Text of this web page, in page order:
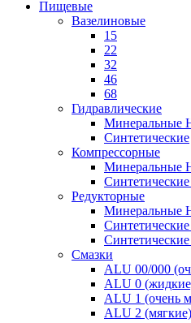
Пищевые
Вазелиновые
15
22
32
46
68
Гидравлические
Минеральные
Синтетические
Компрессорные
Минеральные
Редукторные
Минеральные
Смазки
ALU 00/000
ALU 0
ALU 1 (очень
ALU 2 (мягкие)